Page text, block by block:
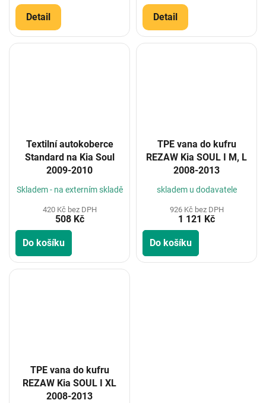
Detail Detail
Textilní autokoberce
Standard na Kia Soul
2009-2010
Skladem - na externím skladě
420 Kč bez DPH
508 Kč
Do košíku
TPE vana do kufru
REZAW Kia SOUL I M, L
2008-2013
skladem u dodavatele
926 Kč bez DPH
1 121 Kč
Do košíku
TPE vana do kufru
REZAW Kia SOUL I XL
2008-2013